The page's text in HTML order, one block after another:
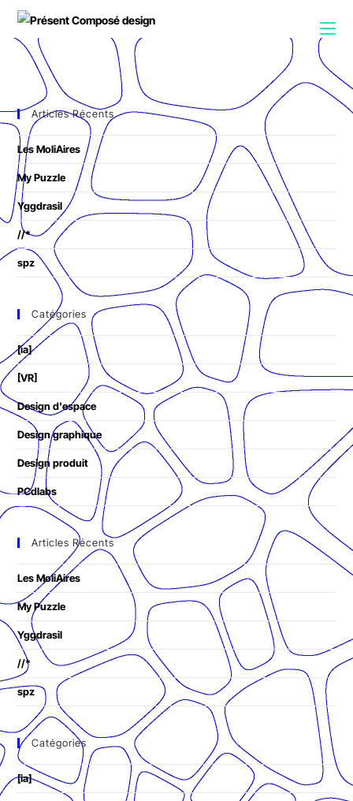
Articles Récents
Les MoliAires
My Puzzle
Yggdrasil
//*
spz
Catégories
[ia]
[VR]
Design d'espace
Design graphique
Design produit
PCdlabs
Articles Récents
Les MoliAires
My Puzzle
Yggdrasil
//*
spz
Catégories
[ia]